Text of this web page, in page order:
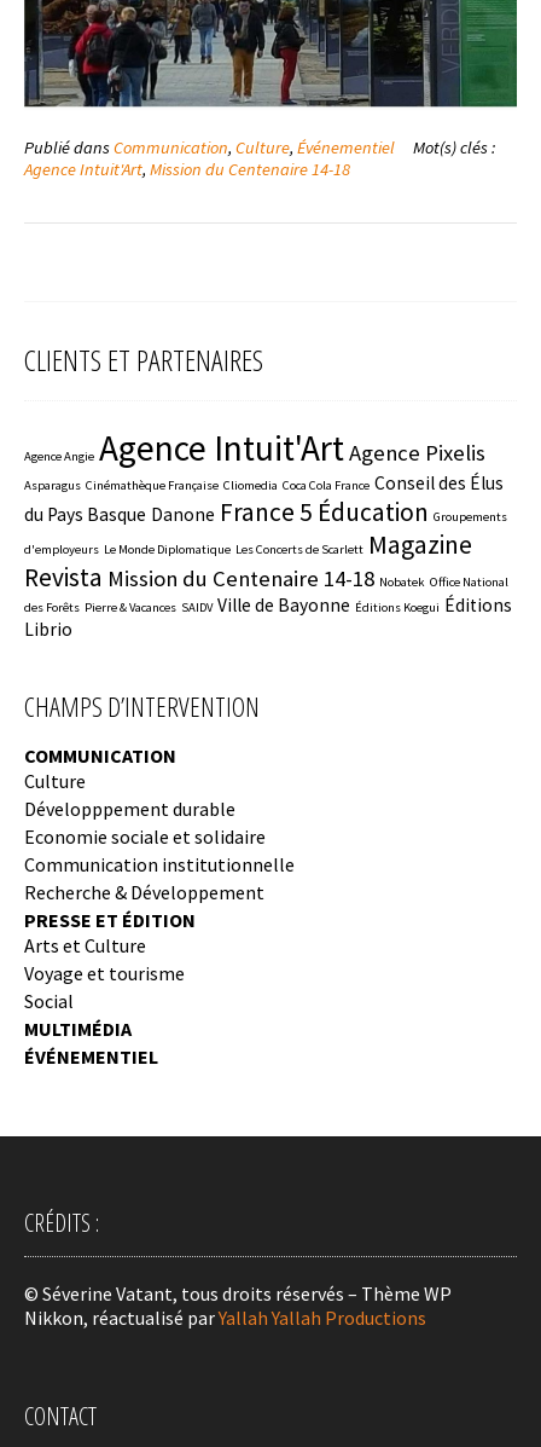
Publié dansCommunication, Culture, Événementiel
Mot(s) clés :
Agence Intuit'Art, Mission du Centenaire 14-18
CLIENTS ET PARTENAIRES
Agence Angie Agence Intuit'ArtAgence Pixelis
Asparagus Cinémathèque Française Cliomedia Coca Cola France Conseil des Élus
du Pays Basque Danone France 5 Éducation Groupements
d'employeurs Le Monde Diplomatique Les Concerts de Scarlett Magazine
Revista Mission du Centenaire 14-18 Nobatek Office National
des Forêts Pierre & Vacances SAIDV Ville de Bayonne Éditions Koegui Éditions
Librio
CHAMPS D’INTERVENTION
COMMUNICATION
Culture
Développpement durable
Economie sociale et solidaire
Communication institutionnelle
Recherche & Développement
PRESSE ET ÉDITION
Arts et Culture
Voyage et tourisme
Social
MULTIMÉDIA
ÉVÉNEMENTIEL
CRÉDITS :
© Séverine Vatant, tous droits réservés – Thème WP
Nikkon, réactualisé parYallah Yallah Productions
CONTACT